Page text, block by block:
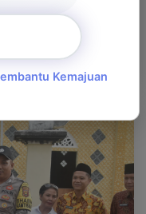
dan Penyerahan
Kemajuan